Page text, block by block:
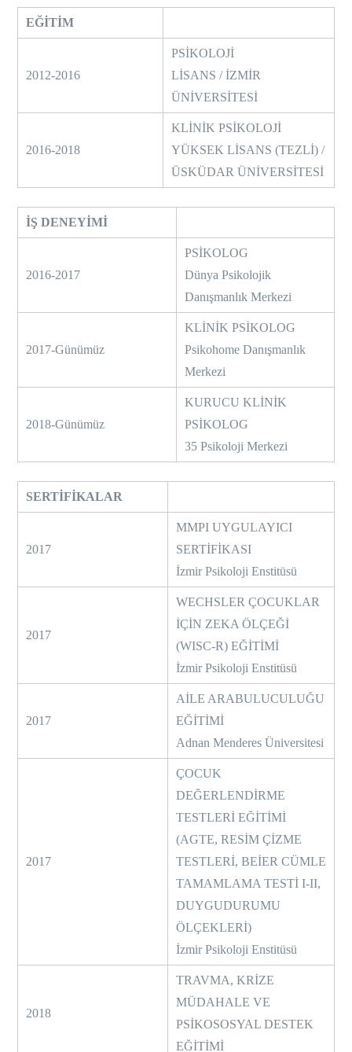
EĞİTİM
2012-2016
PSİKOLOJİ
LİSANS / İZMİR
ÜNİVERSİTESİ
2016-2018
KLİNİK PSİKOLOJİ
YÜKSEK LİSANS (TEZLİ) /
ÜSKÜDAR ÜNİVERSİTESİ
İŞ DENEYİMİ
2016-2017
PSİKOLOG
Dünya Psikolojik
Danışmanlık Merkezi
2017-Günümüz
KLİNİK PSİKOLOG
Psikohome Danışmanlık
Merkezi
2018-Günümüz
KURUCU KLİNİK
PSİKOLOG
35 Psikoloji Merkezi
SERTİFİKALAR
2017
MMPI UYGULAYICI
SERTİFİKASI
İzmir Psikoloji Enstitüsü
2017
WECHSLER ÇOCUKLAR
İÇİN ZEKA ÖLÇEĞİ
(WISC-R) EĞİTİMİ
İzmir Psikoloji Enstitüsü
2017
AİLE ARABULUCULUĞU
EĞİTİMİ
Adnan Menderes Üniversitesi
2017
ÇOCUK
DEĞERLENDİRME
TESTLERİ EĞİTİMİ
(AGTE, RESİM ÇİZME
TESTLERİ, BEİER CÜMLE
TAMAMLAMA TESTİ I-II,
DUYGUDURUMU
ÖLÇEKLERİ)
İzmir Psikoloji Enstitüsü
2018
TRAVMA, KRİZE
MÜDAHALE VE
PSİKOSOSYAL DESTEK
EĞİTİMİ